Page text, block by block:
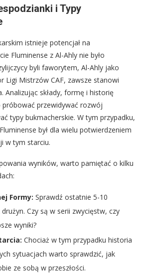
i Typy
istnieje potencjał na
Fluminense z Al-Ahly nie było
byli faworytem, Al-Ahly jako
Ligi Mistrzów CAF, zawsze stanowi
Analizując składy, formę i historię
próbować przewidywać rozwój
typy bukmacherskie. W tym przypadku,
był dla wielu potwierdzeniem
w tym starciu.
wyników, warto pamiętać o kilku
Formy: Sprawdź ostatnie 5-10
Czy są w serii zwycięstw, czy
wyniki?
Chociaż w tym przypadku historia
sytuacjach warto sprawdzić, jak
ze sobą w przeszłości.